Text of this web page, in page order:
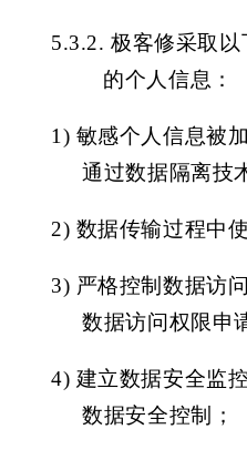
5.3.2. 极客修采取
的个人信息：
1) 敏感个人信息被
通过数据隔离技
2) 数据传输过程中
3) 严格控制数据访
数据访问权限申
4) 建立数据安全监
数据安全控制；